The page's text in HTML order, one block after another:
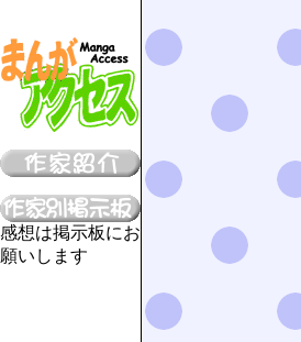
感想は掲示板にお
願いします